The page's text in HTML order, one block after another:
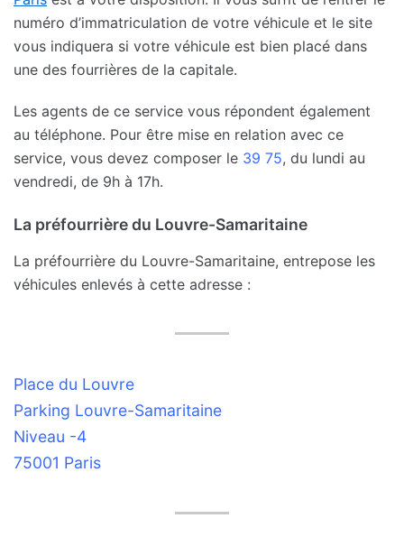
numéro d’immatriculation de votre véhicule et le site
vous indiquera si votre véhicule est bien placé dans
une des fourrières de la capitale.
Les agents de ce service vous répondent également
au téléphone. Pour être mise en relation avec ce
service, vous devez composer le 39 75, du lundi au
vendredi, de 9h à 17h.
La préfourrière du Louvre-Samaritaine
La préfourrière du Louvre-Samaritaine, entrepose les
véhicules enlevés à cette adresse :
Place du Louvre
Parking Louvre-Samaritaine
Niveau -4
75001 Paris